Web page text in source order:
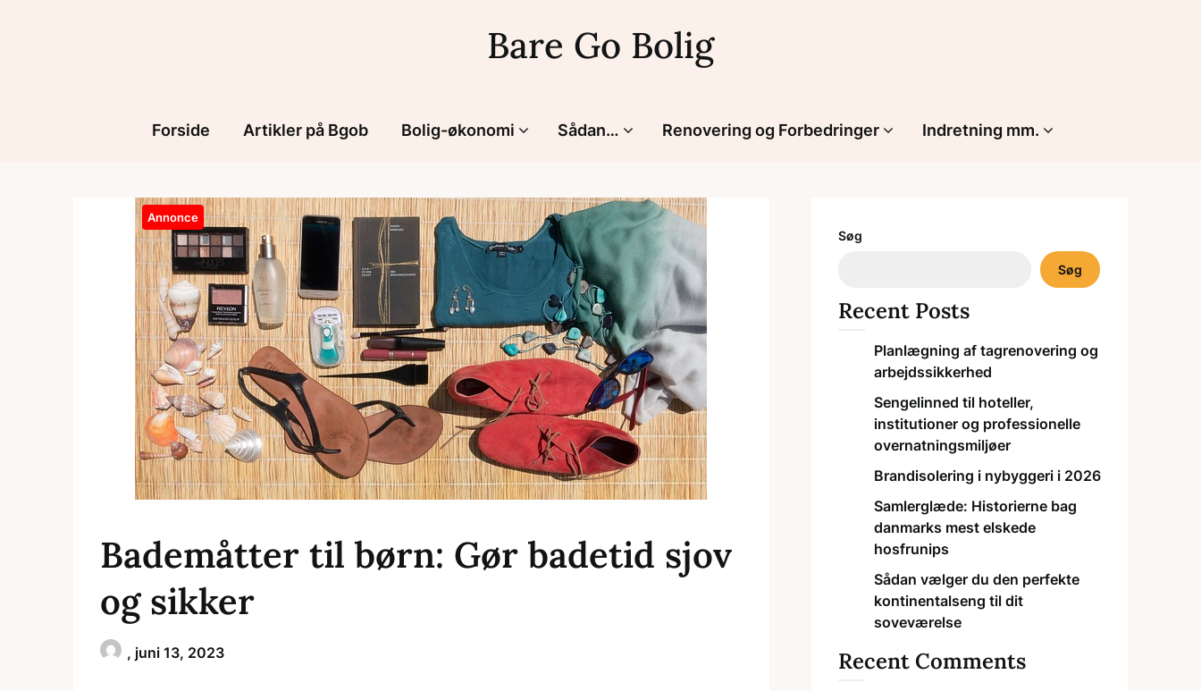
Bare Go Bolig
Forside Artikler på Bgob Bolig-økonomi Sådan… Renovering og Forbedringer Indretning mm.
Annonce
Bademåtter til børn: Gør badetid sjov
og sikker
, juni 13, 2023
Søg
Søg
Recent Posts
Planlægning af tagrenovering og
arbejdssikkerhed
Sengelinned til hoteller,
institutioner og professionelle
overnatningsmiljøer
Brandisolering i nybyggeri i 2026
Samlerglæde: Historierne bag
danmarks mest elskede
hosfrunips
Sådan vælger du den perfekte
kontinentalseng til dit
soveværelse
Recent Comments